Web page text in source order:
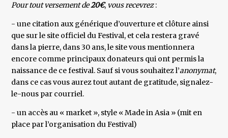
Pour tout versement de20€, vous recevrez:
- une citation aux générique d’ouverture et clôture ainsi
que sur le site officiel du Festival, et cela restera gravé
dans la pierre, dans 30 ans, le site vous mentionnera
encore comme principaux donateurs qui ont permis la
naissance de ce festival. Sauf si vous souhaitez l’anonymat,
dans ce cas vous aurez tout autant de gratitude, signalez-
le-nous par courriel.
- un accès au « market », style « Made in Asia » (mit en
place par l’organisation du Festival)